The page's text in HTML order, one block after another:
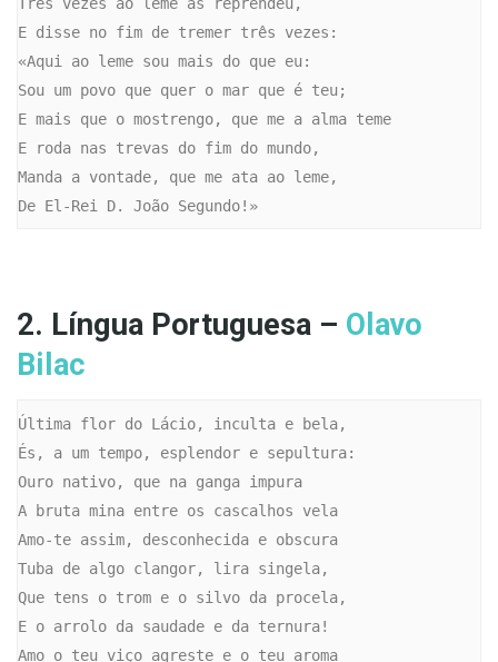
E disse no fim de tremer três vezes:
«Aqui ao leme sou mais do que eu:
Sou um povo que quer o mar que é teu;
E mais que o mostrengo, que me a alma teme
E roda nas trevas do fim do mundo,
Manda a vontade, que me ata ao leme,
De El-Rei D. João Segundo!»
2. Língua Portuguesa – Olavo
Bilac
Última flor do Lácio, inculta e bela,
És, a um tempo, esplendor e sepultura:
Ouro nativo, que na ganga impura
A bruta mina entre os cascalhos vela
Amo-te assim, desconhecida e obscura
Tuba de algo clangor, lira singela,
Que tens o trom e o silvo da procela,
E o arrolo da saudade e da ternura!
Amo o teu viço agreste e o teu aroma